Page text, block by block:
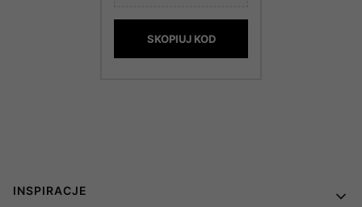
SKOPIUJ KOD
Linki w stopce
INSPIRACJE